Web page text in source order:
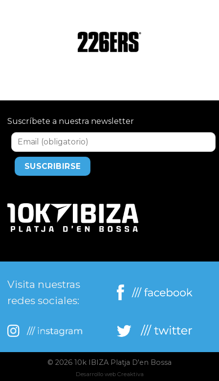
Suscríbete a nuestra newsletter
Visita nuestras
redes sociales:
© 2026 10k IBIZA Platja D'en Bossa
Desarrollo web Creaktiva